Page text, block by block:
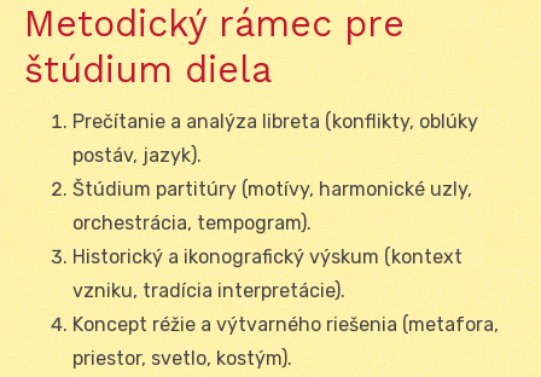
Metodický rámec pre
štúdium diela
Prečítanie a analýza libreta (konflikty, oblúky
postáv, jazyk).
Štúdium partitúry (motívy, harmonické uzly,
orchestrácia, tempogram).
Historický a ikonografický výskum (kontext
vzniku, tradícia interpretácie).
Koncept réžie a výtvarného riešenia (metafora,
priestor, svetlo, kostým).